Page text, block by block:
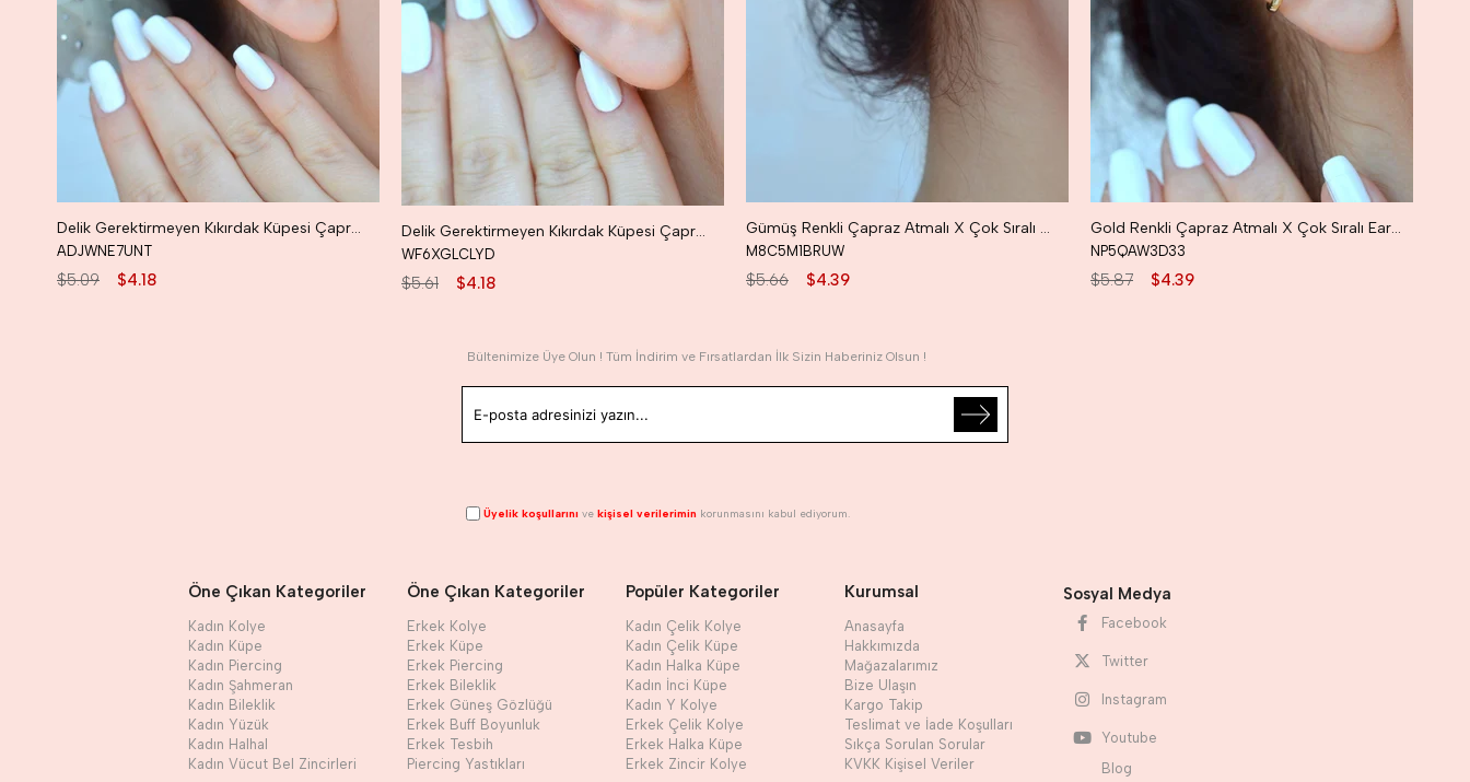
Delik Gerektirmeyen Kıkırdak Küpesi Çapraz Model Earcuff Gümüş Renk
ADJWNE7UNT
$4.18
$5.09
Delik Gerektirmeyen Kıkırdak Küpesi Çapraz Model Earcuff Gold Renk
WF6XGLCLYD
$4.18
$5.61
Gümüş Renkli Çapraz Atmalı X Çok Sıralı Earcuff Kıkırdak Küpesi
M8C5M1BRUW
$4.39
$5.66
Gold Renkli Çapraz Atmalı X Çok Sıralı Earcuff Kıkırdak Küpesi
NP5QAW3D33
$4.39
$5.87
Bültenimize Üye Olun ! Tüm İndirim ve Fırsatlardan İlk Sizin Haberiniz Olsun !
Üyelik koşullarını ve kişisel verilerimin korunmasını kabul ediyorum.
Öne Çıkan Kategoriler
Kadın Kolye
Kadın Küpe
Kadın Piercing
Kadın Şahmeran
Kadın Bileklik
Kadın Yüzük
Kadın Halhal
Kadın Vücut Bel Zincirleri
Öne Çıkan Kategoriler
Erkek Kolye
Erkek Küpe
Erkek Piercing
Erkek Bileklik
Erkek Güneş Gözlüğü
Erkek Buff Boyunluk
Erkek Tesbih
Piercing Yastıkları
Popüler Kategoriler
Kadın Çelik Kolye
Kadın Çelik Küpe
Kadın Halka Küpe
Kadın İnci Küpe
Kadın Y Kolye
Erkek Çelik Kolye
Erkek Halka Küpe
Erkek Zincir Kolye
Kurumsal
Anasayfa
Hakkımızda
Mağazalarımız
Bize Ulaşın
Kargo Takip
Teslimat ve İade Koşulları
Sıkça Sorulan Sorular
KVKK Kişisel Veriler
Sosyal Medya
Facebook
Twitter
Instagram
Youtube
Blog